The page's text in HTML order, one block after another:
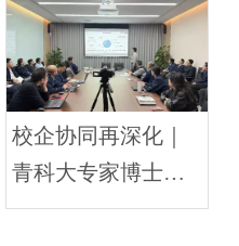
校企协同再深化｜
青科大专家博士团
队到访朗夫科技培